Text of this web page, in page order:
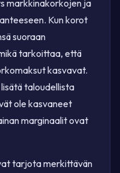
markkinakorkojen ja
Kun korot
suoraan
tarkoittaa, että
kasvavat.
taloudellista
ole kasvaneet
marginaalit ovat
tarjota merkittävän